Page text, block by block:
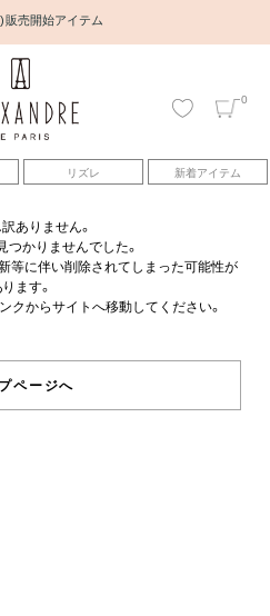
販売開始アイテム
0
リズレ 新着アイテム
ありません。
つかりませんでした。
等に伴い削除されてしまった可能性が
ます。
クからサイトへ移動してください。
ページへ